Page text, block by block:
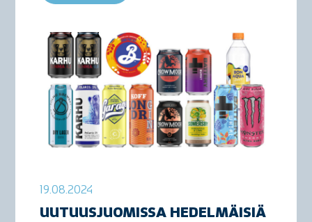
19.08.2024
UUTUUSJUOMISSA HEDELMÄISIÄ